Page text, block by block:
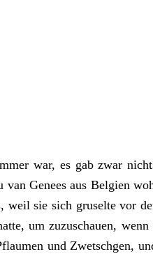
war, es gab zwar
Genees aus Belgien
sie sich gruselte vor
um zuzuschauen,
und Zwetschgen,